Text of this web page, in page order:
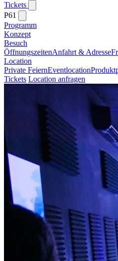
Tickets
P61
Programm
Konzept
Besuch
ÖffnungszeitenAnfahrt & Adresse
Location
Private FeiernEventlocation
Tickets Location anfragen